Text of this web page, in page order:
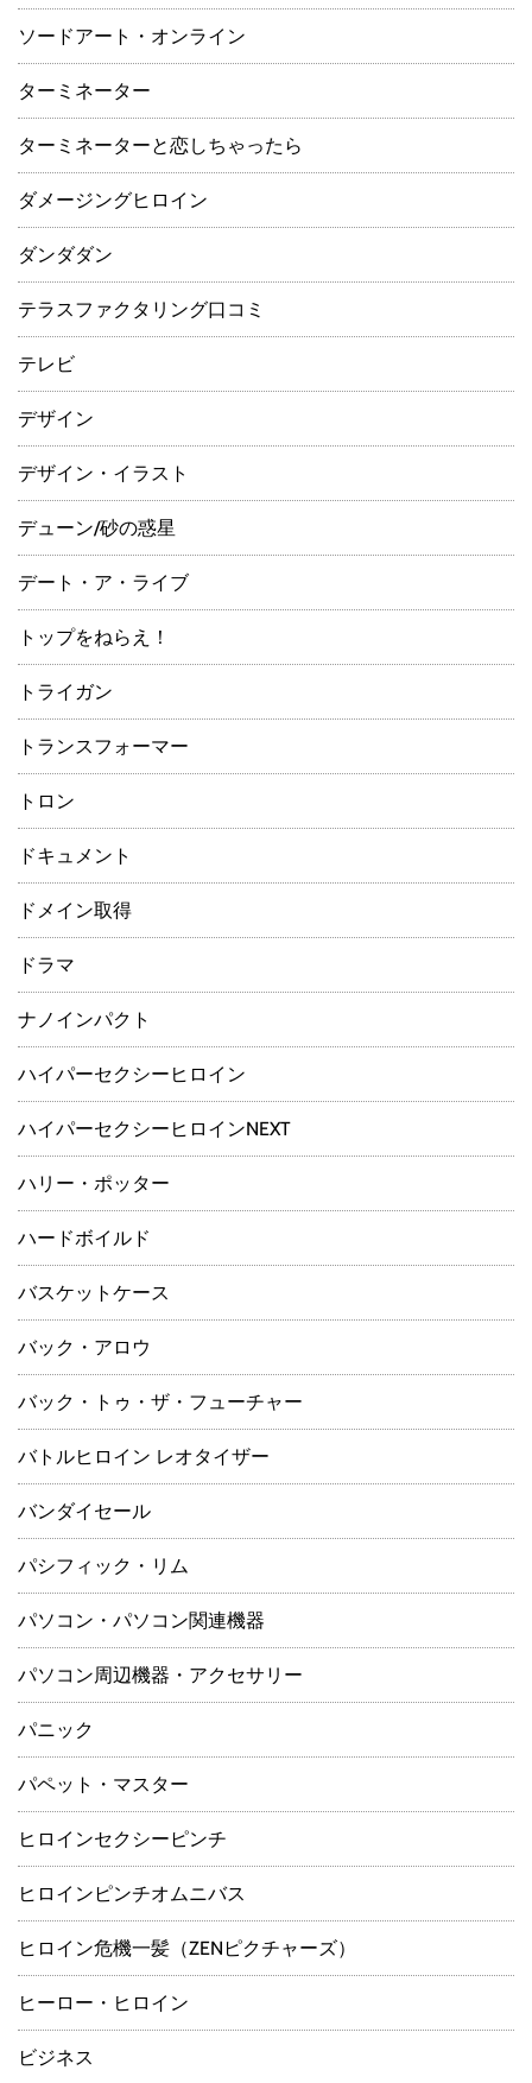
ソードアート・オンライン
ターミネーター
ターミネーターと恋しちゃったら
ダメージングヒロイン
ダンダダン
テラスファクタリング口コミ
テレビ
デザイン
デザイン・イラスト
デューン/砂の惑星
デート・ア・ライブ
トップをねらえ！
トライガン
トランスフォーマー
トロン
ドキュメント
ドメイン取得
ドラマ
ナノインパクト
ハイパーセクシーヒロイン
ハイパーセクシーヒロインNEXT
ハリー・ポッター
ハードボイルド
バスケットケース
バック・アロウ
バック・トゥ・ザ・フューチャー
バトルヒロイン レオタイザー
バンダイセール
パシフィック・リム
パソコン・パソコン関連機器
パソコン周辺機器・アクセサリー
パニック
パペット・マスター
ヒロインセクシーピンチ
ヒロインピンチオムニバス
ヒロイン危機一髪（ZENピクチャーズ）
ヒーロー・ヒロイン
ビジネス